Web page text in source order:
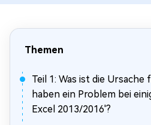
Themen
Teil 1: Was ist die
haben ein Problem bei
Excel 2013/2016'?